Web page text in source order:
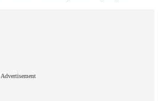
Advertisement